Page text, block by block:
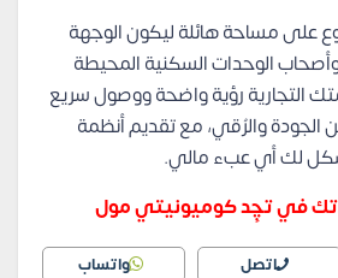
على مساحة هائلة ليكون الوجهة
وأصحاب الوحدات السكنية المحيطة
التجارية رؤية واضحة ووصول سريع
الجودة والرُقي، مع تقديم أنظمة
لك أي عبء مالي.
في تچِد كوميونيتي مول
اتصل واتساب